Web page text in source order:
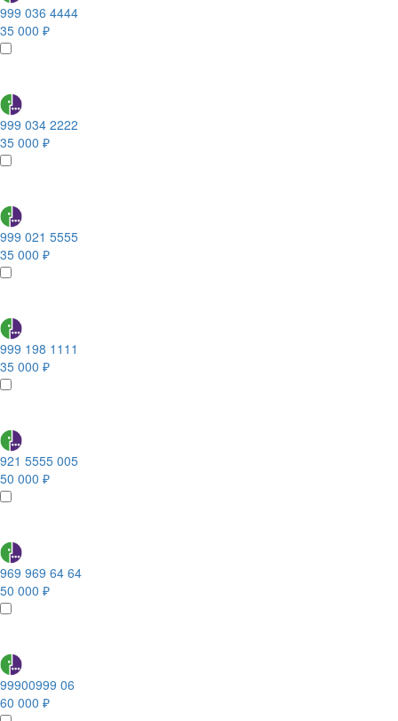
999 036 4444
35 000 ₽
999 034 2222
35 000 ₽
999 021 5555
35 000 ₽
999 198 1111
35 000 ₽
921 5555 005
50 000 ₽
969 969 64 64
50 000 ₽
99900999 06
60 000 ₽